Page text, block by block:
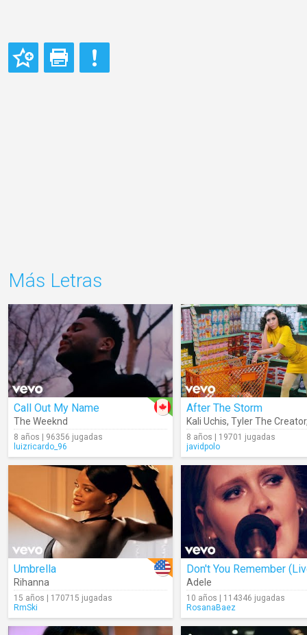
Más Letras
Call Out My Name
The Weeknd
8 años | 96356 jugadas
luizricardo_96
After The Storm
Kali Uchis, Tyler The Creator
8 años | 19701 jugadas
javidpolo
Umbrella
Rihanna
15 años | 170715 jugadas
RmSki
Don't You Remember
Adele
10 años | 114346 jugadas
RosanaBaez